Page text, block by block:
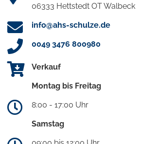
06333 Hettstedt OT Walbeck
info@ahs-schulze.de
0049 3476 800980
Verkauf
Montag bis Freitag
8:00 - 17:00 Uhr
Samstag